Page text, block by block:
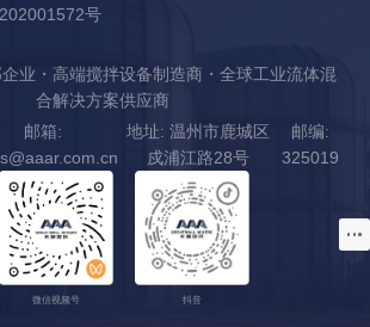
号
业・高端搅拌设备制造商・全球工业流体混
合解决方案供应商
邮箱:
地址: 温州市鹿城区
戍浦江路28号
邮编:
325019
微信视频号 抖音